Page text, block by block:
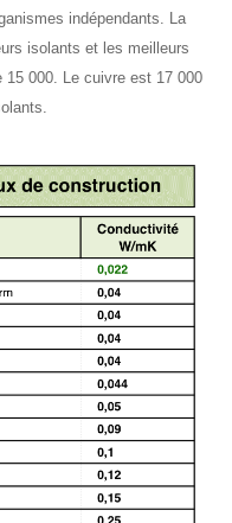
indépendants. La
isolants et les meilleurs
000. Le cuivre est 17 000